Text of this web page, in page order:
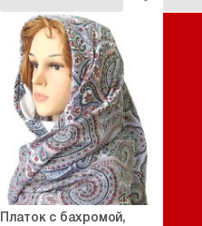
Платок с бахромой,